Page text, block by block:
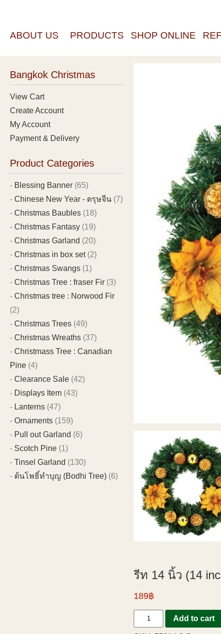
ABOUT US PRODUCTS SHOP ONLINE
รีท 14 นิ้ว (14
189฿
Add to cart
Bangkok Christmas
View Cart
Create Account
My Account
Payment & Delivery
Product Categories
Blessing Banner (65)
Chinese New Year - ตรุษจีน (7)
Christmas Baubles (18)
Christmas Fantasy (19)
Christmas Garland (20)
Christmas in box set (2)
Christmas Swangs (1)
Christmas Tree : fraser Fir (3)
Christmas tree : Norwood Fir
(2)
Christmas Trees (49)
Christmas Wreaths (37)
Christmass Tree : Canadian
Pine (4)
Clearance Sale (42)
Displays Item (43)
Lanterns (47)
Ornaments (159)
Pull out Garland (6)
Scotch Pine (1)
Tinsel Garland (130)
ต้นโพธิ์ทำบุญ (Bodhi Tree) (6)